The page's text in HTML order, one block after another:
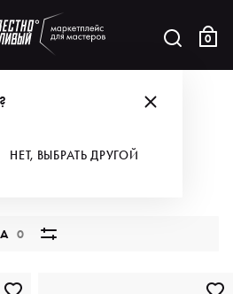
0
НЕТ, ВЫБРАТЬ ДРУГОЙ
0